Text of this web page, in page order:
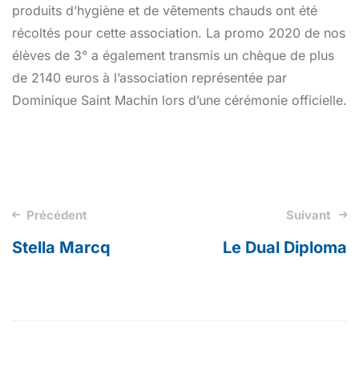
produits d’hygiène et de vêtements chauds ont été
récoltés pour cette association. La promo 2020 de nos
élèves de 3° a également transmis un chèque de plus
de 2140 euros à l’association représentée par
Dominique Saint Machin lors d’une cérémonie officielle.
Post
navigation
Précédent
Stella Marcq
Suivant
Le Dual Diploma